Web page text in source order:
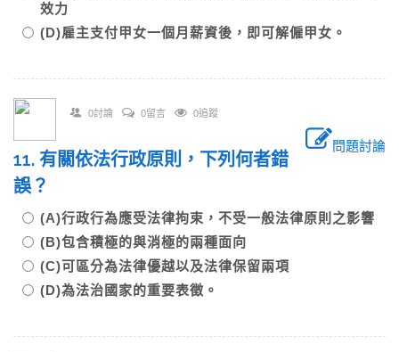
效力
(D)雇主支付甲女一個月薪資後，即可解僱甲女。
0討論 0留言 0追蹤
問題討論
11. 有關依法行政原則，下列何者錯
誤？
(A)行政行為應受法律拘束，不受一般法律原則之影響
(B)包含積極的與消極的兩種面向
(C)可區分為法律優越以及法律保留兩項
(D)為法治國家的重要表徵。